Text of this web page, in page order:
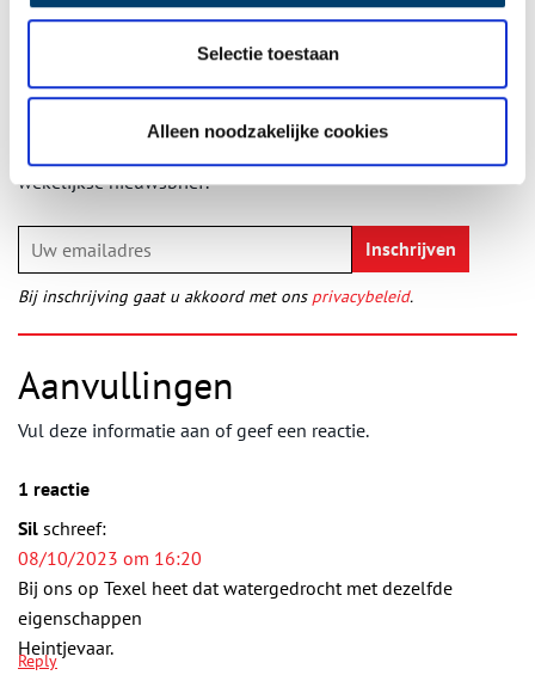
Selectie toestaan
Alleen noodzakelijke cookies
Ontvang de nieuwsbrief
Wilt u op de hoogte blijven van de mooiste verhalen en het
wekelijkse nieuwsbrief!
Bij inschrijving gaat u akkoord met ons privacybeleid.
Aanvullingen
Vul deze informatie aan of geef een reactie.
1 reactie
Sil schreef:
08/10/2023 om 16:20
Bij ons op Texel heet dat watergedrocht met dezelfde
eigenschappen
Heintjevaar.
Reply